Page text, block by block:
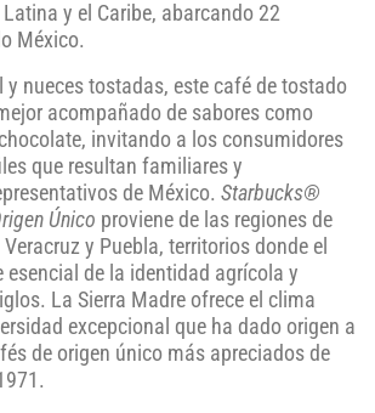
Latina y el Caribe, abarcando 22
México.
y nueces tostadas, este café de tostado
acompañado de sabores como
invitando a los consumidores
que resultan familiares y
de México. Starbucks®
Único proviene de las regiones de
y Puebla, territorios donde el
esencial de la identidad agrícola y
La Sierra Madre ofrece el clima
excepcional que ha dado origen a
de origen único más apreciados de